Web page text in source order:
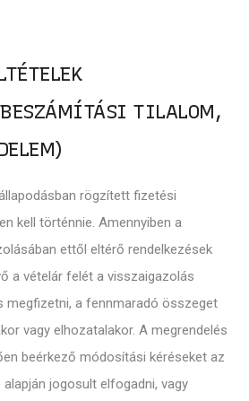
BESZÁMÍTÁSI TILALOM,
rögzített fizetési
kell történnie. Amennyiben a
ettől eltérő rendelkezések
a vételár felét a visszaigazolás
megfizetni, a fennmaradó összeget
vagy elhozatalakor. A megrendelés
beérkező módosítási kéréseket az
jogosult elfogadni, vagy